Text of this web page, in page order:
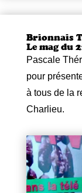
Brionnais
Le mag du
Pascale
pour
à tous de la
Charlieu.